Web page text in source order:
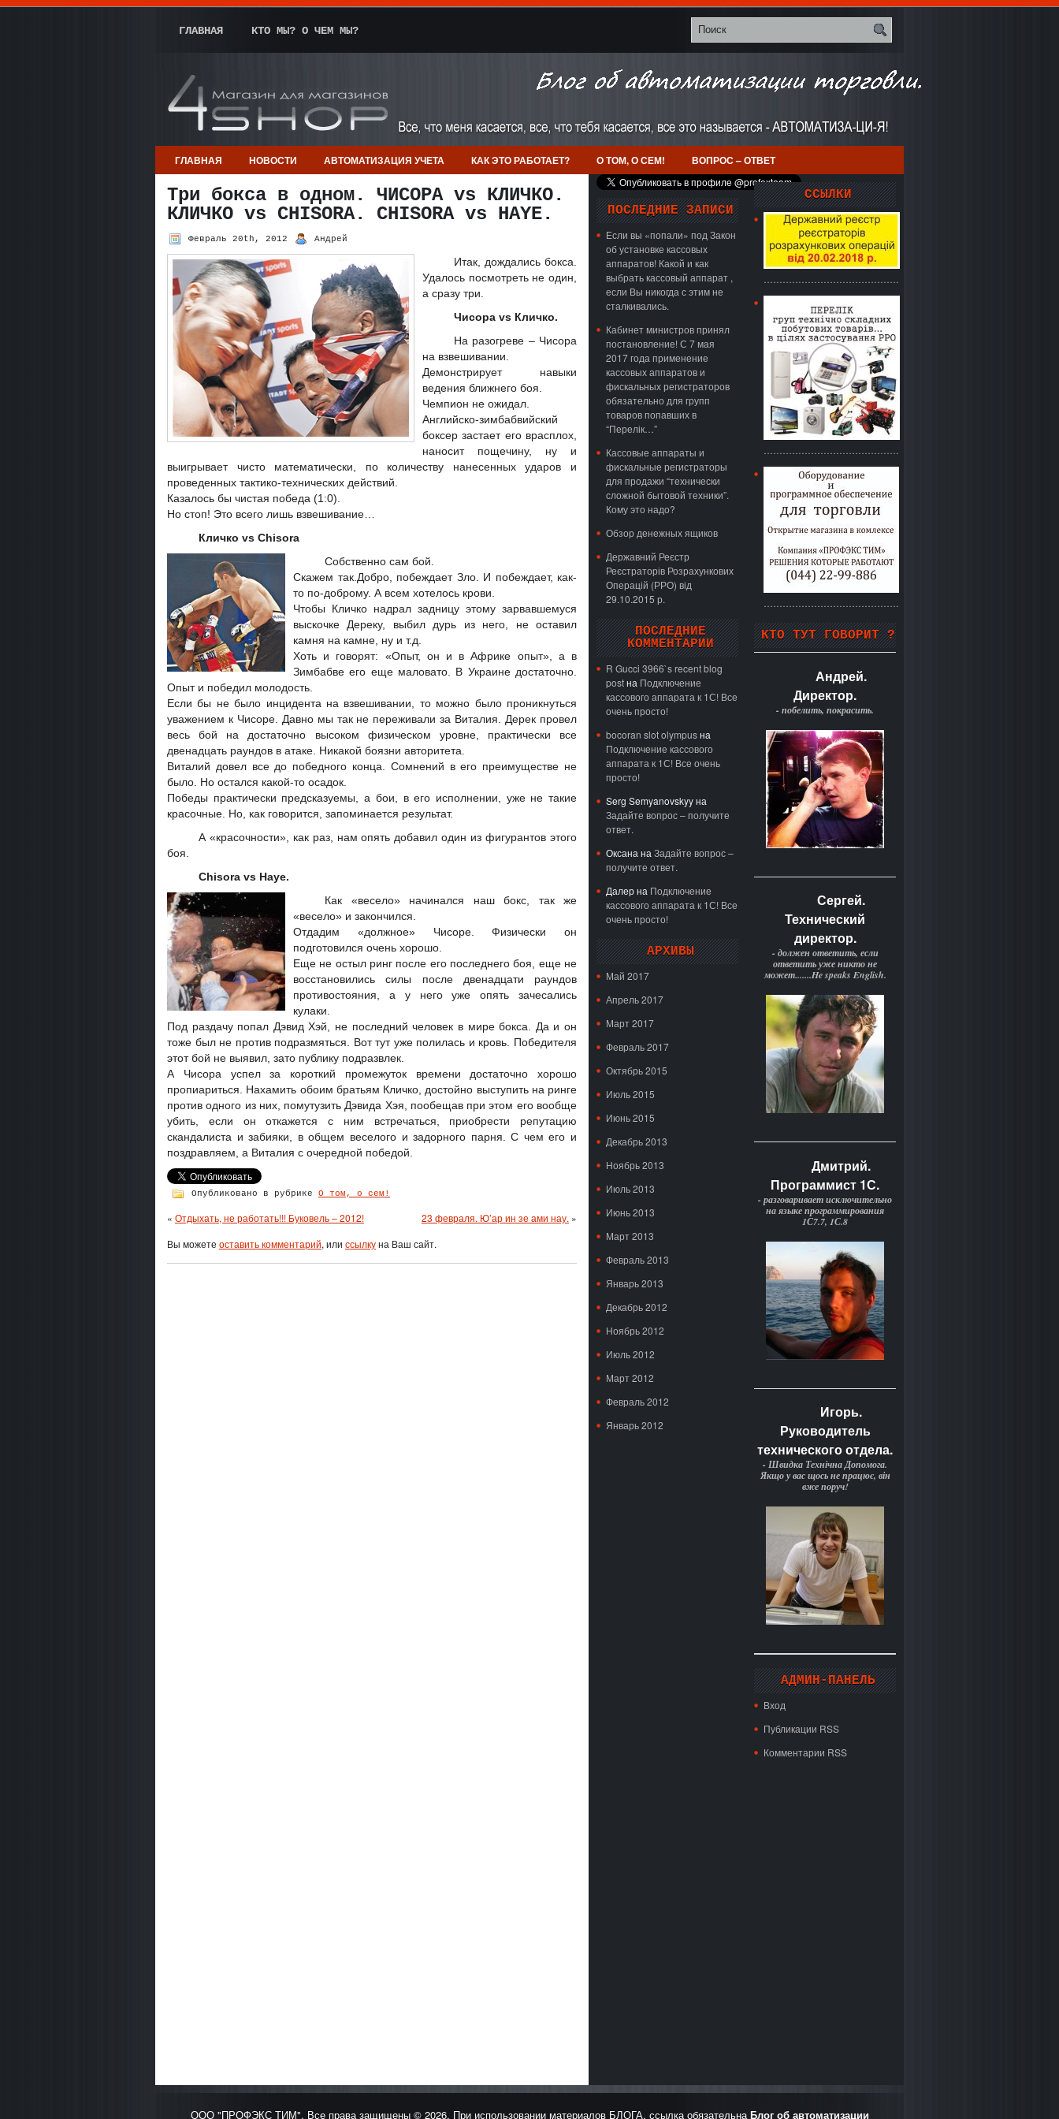
ГЛАВНАЯ КТО МЫ? О ЧЕМ МЫ?
ГЛАВНАЯ НОВОСТИ АВТОМАТИЗАЦИЯ УЧЕТА КАК ЭТО РАБОТАЕТ? О ТОМ, О СЕМ! ВОПРОС – ОТВЕТ
Три бокса в одном. ЧИСОРА vs КЛИЧКО.
КЛИЧКО vs CHISORA. CHISORA vs HAYE.
Февраль 20th, 2012 Андрей
Итак, дождались бокса.
Удалось посмотреть не один,
а сразу три.
Чисора vs Кличко.
На разогреве – Чисора
на взвешивании.
Демонстрирует навыки
ведения ближнего боя.
Чемпион не ожидал.
Английско-зимбабвийский
боксер застает его врасплох,
наносит пощечину, ну и
выигрывает чисто математически, по количеству нанесенных ударов и
проведенных тактико-технических действий.
Казалось бы чистая победа (1:0).
Но стоп! Это всего лишь взвешивание…
Кличко vs Chisora
Собственно сам бой.
Скажем так.Добро, побеждает Зло. И побеждает, как-
то по-доброму. А всем хотелось крови.
Чтобы Кличко надрал задницу этому зарвавшемуся
выскочке Дереку, выбил дурь из него, не оставил
камня на камне, ну и т.д.
Хоть и говорят: «Опыт, он и в Африке опыт», а в
Зимбабве его еще маловато. В Украине достаточно.
Опыт и победил молодость.
Если бы не было инцидента на взвешивании, то можно было проникнуться
уважением к Чисоре. Давно мы так не переживали за Виталия. Дерек провел
весь бой на достаточно высоком физическом уровне, практически все
двенадцать раундов в атаке. Никакой боязни авторитета.
Виталий довел все до победного конца. Сомнений в его преимуществе не
было. Но остался какой-то осадок.
Победы практически предсказуемы, а бои, в его исполнении, уже не такие
красочные. Но, как говорится, запоминается результат.
А «красочности», как раз, нам опять добавил один из фигурантов этого
боя.
Chisora vs Haye.
Как «весело» начинался наш бокс, так же
«весело» и закончился.
Отдадим «должное» Чисоре. Физически он
подготовился очень хорошо.
Еще не остыл ринг после его последнего боя, еще не
восстановились силы после двенадцати раундов
противостояния, а у него уже опять зачесались
кулаки.
Под раздачу попал Дэвид Хэй, не последний человек в мире бокса. Да и он
тоже был не против подразмяться. Вот тут уже полилась и кровь. Победителя
этот бой не выявил, зато публику подразвлек.
А Чисора успел за короткий промежуток времени достаточно хорошо
пропиариться. Нахамить обоим братьям Кличко, достойно выступить на ринге
против одного из них, помутузить Дэвида Хэя, пообещав при этом его вообще
убить, если он откажется с ним встречаться, приобрести репутацию
скандалиста и забияки, в общем веселого и задорного парня. С чем его и
поздравляем, а Виталия с очередной победой.
Опубликовано в рубрике О том, о сем!
« Отдыхать, не работать!!! Буковель – 2012! 23 февраля. Ю’ар ин зе ами нау. »
Вы можете оставить комментарий, или ссылкуна Ваш сайт.
ПОСЛЕДНИЕ ЗАПИСИ
Если вы «попали» под Закон
об установке кассовых
аппаратов! Какой и как
выбрать кассовый аппарат ,
если Вы никогда с этим не
сталкивались.
Кабинет министров принял
постановление! С 7 мая
2017 года применение
кассовых аппаратов и
фискальных регистраторов
обязательно для групп
товаров попавших в
“Перелік…”
Кассовые аппараты и
фискальные регистраторы
для продажи “технически
сложной бытовой техники”.
Кому это надо?
Обзор денежных ящиков
Державний Реєстр
Реєстраторів Розрахункових
Операцій (РРО) від
29.10.2015 р.
ПОСЛЕДНИЕ
КОММЕНТАРИИ
R Gucci 3966`s recent blog
postна Подключение
кассового аппарата к 1С! Все
очень просто!
bocoran slot olympusна
Подключение кассового
аппарата к 1С! Все очень
просто!
Serg Semyanovskyyна
Задайте вопрос – получите
ответ.
Оксана на Задайте вопрос –
получите ответ.
Далерна Подключение
кассового аппарата к 1С! Все
очень просто!
АРХИВЫ
Май 2017
Апрель 2017
Март 2017
Февраль 2017
Октябрь 2015
Июль 2015
Июнь 2015
Декабрь 2013
Ноябрь 2013
Июль 2013
Июнь 2013
Март 2013
Февраль 2013
Январь 2013
Декабрь 2012
Ноябрь 2012
Июль 2012
Март 2012
Февраль 2012
Январь 2012
ССЫЛКИ
…………………………………….
…………………………………….
…………………………………….
КТО ТУТ ГОВОРИТ ?
Андрей.
Директор.
- побелить, покрасить.
Сергей.
Технический
директор.
- должен ответить, если
ответить уже никто не
может.......He speaks English.
Дмитрий.
Программист 1С.
- разговаривает исключительно
на языке программирования
1С7.7, 1С.8
Игорь.
Руководитель
технического отдела.
- Швидка Технічна Допомога.
Якщо у вас щось не працює, він
вже поруч!
АДМИН-ПАНЕЛЬ
Вход
Публикации RSS
Комментарии RSS
ООО "ПРОФЭКС ТИМ". Все права защищены © 2026. При использовании материалов БЛОГА, ссылка обязательнаБлог об автоматизации